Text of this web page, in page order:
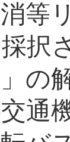
等
採択
の
通